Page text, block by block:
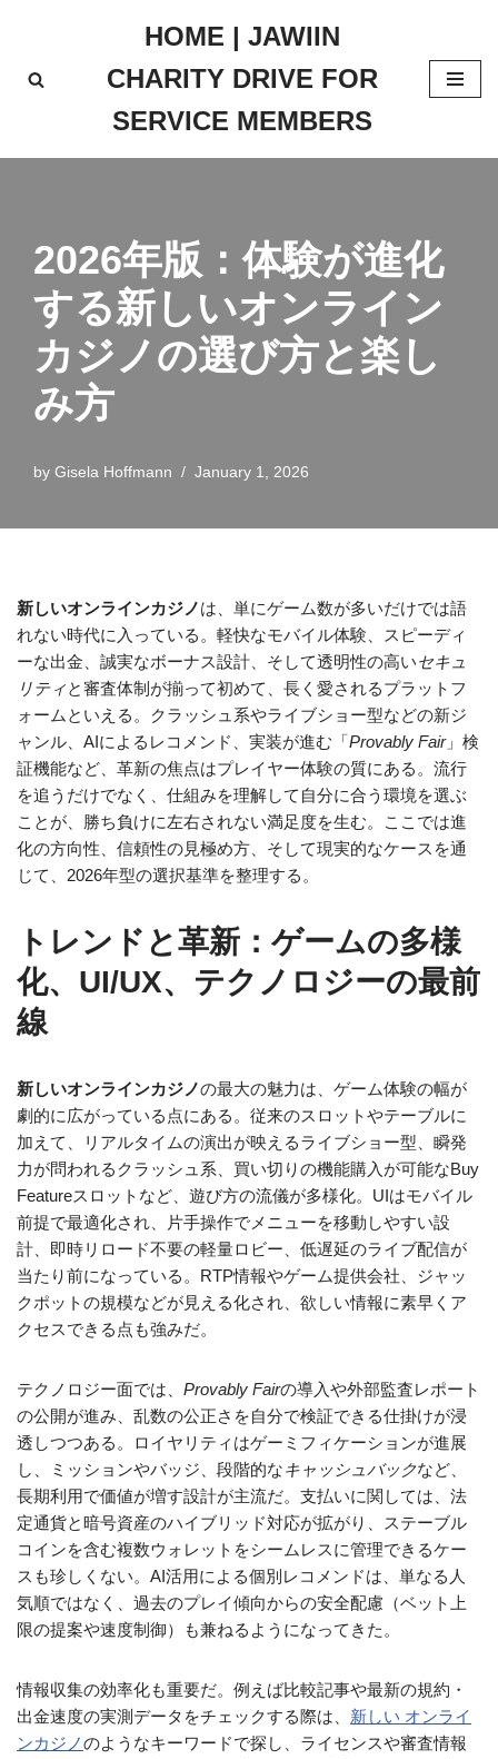
to
HOME | JAWIIN
CHARITY DRIVE FOR
SERVICE MEMBERS
2026年版：体験が進化
する新しいオンライン
カジノの選び方と楽し
み方
by Gisela Hoffmann January 1, 2026
新しいオンラインカジノは、単にゲーム数が多いだけでは語
れない時代に入っている。軽快なモバイル体験、スピーディ
ーな出金、誠実なボーナス設計、そして透明性の高いセキュ
リティと審査体制が揃って初めて、長く愛されるプラットフ
ォームといえる。クラッシュ系やライブショー型などの新ジ
ャンル、AIによるレコメンド、実装が進む「Provably Fair」検
証機能など、革新の焦点はプレイヤー体験の質にある。流行
を追うだけでなく、仕組みを理解して自分に合う環境を選ぶ
ことが、勝ち負けに左右されない満足度を生む。ここでは進
化の方向性、信頼性の見極め方、そして現実的なケースを通
じて、2026年型の選択基準を整理する。
トレンドと革新：ゲームの多様
化、UI/UX、テクノロジーの最前
線
新しいオンラインカジノの最大の魅力は、ゲーム体験の幅が
劇的に広がっている点にある。従来のスロットやテーブルに
加えて、リアルタイムの演出が映えるライブショー型、瞬発
力が問われるクラッシュ系、買い切りの機能購入が可能なBuy
Featureスロットなど、遊び方の流儀が多様化。UIはモバイル
前提で最適化され、片手操作でメニューを移動しやすい設
計、即時リロード不要の軽量ロビー、低遅延のライブ配信が
当たり前になっている。RTP情報やゲーム提供会社、ジャッ
クポットの規模などが見える化され、欲しい情報に素早くア
クセスできる点も強みだ。
テクノロジー面では、 Provably Fairの導入や外部監査レポート
の公開が進み、乱数の公正さを自分で検証できる仕掛けが浸
透しつつある。ロイヤリティはゲーミフィケーションが進展
し、ミッションやバッジ、段階的なキャッシュバックなど、
長期利用で価値が増す設計が主流だ。支払いに関しては、法
定通貨と暗号資産のハイブリッド対応が拡がり、ステーブル
コインを含む複数ウォレットをシームレスに管理できるケー
スも珍しくない。AI活用による個別レコメンドは、単なる人
気順ではなく、過去のプレイ傾向からの安全配慮（ベット上
限の提案や速度制御）も兼ねるようになってきた。
情報収集の効率化も重要だ。例えば比較記事や最新の規約・
出金速度の実測データをチェックする際は、 新しい オンライ
ンカジノのようなキーワードで探し、ライセンスや審査情報